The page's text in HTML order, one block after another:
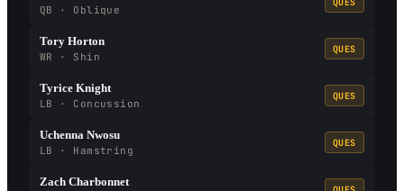
QB · Oblique
Tory Horton
WR · Shin
QUES
Tyrice Knight
LB · Concussion
QUES
Uchenna Nwosu
LB · Hamstring
QUES
Zach Charbonnet